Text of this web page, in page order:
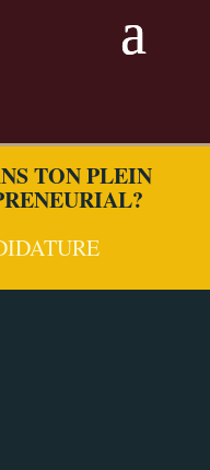
TON PLEIN